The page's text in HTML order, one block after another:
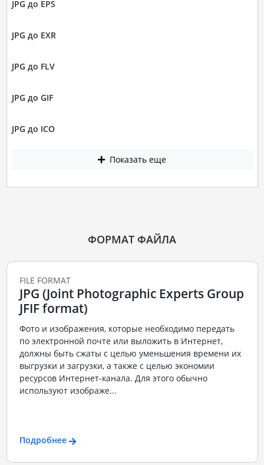
JPG до EPS
JPG до EXR
JPG до FLV
JPG до GIF
JPG до ICO
Показать еще
ФОРМАТ ФАЙЛА
FILE FORMAT
JPG (Joint Photographic Experts Group
JFIF format)
Фото и изображения, которые необходимо передать
по электронной почте или выложить в Интернет,
должны быть сжаты с целью уменьшения времени их
выгрузки и загрузки, а также с целью экономии
ресурсов Интернет-канала. Для этого обычно
используют изображе...
Подробнее